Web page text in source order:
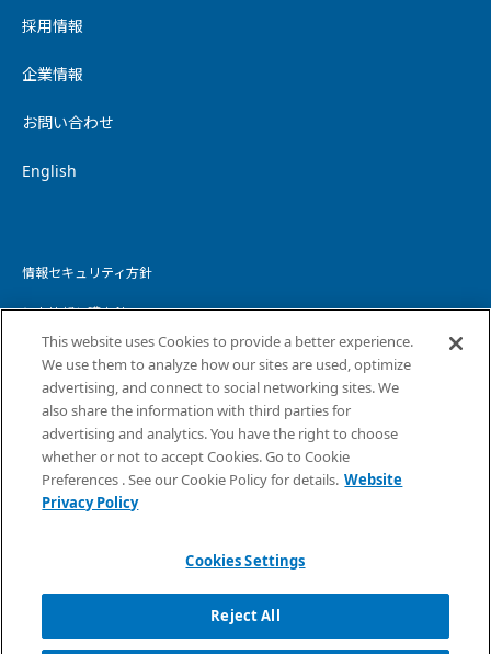
採用情報
企業情報
お問い合わせ
English
情報セキュリティ方針
個人情報保護方針
ウェブサイトプライバシーポリシー
コピーライト・免責事項
サイトマップ
This website uses Cookies to provide a better experience.
We use them to analyze how our sites are used, optimize
advertising, and connect to social networking sites. We
also share the information with third parties for
advertising and analytics. You have the right to choose
whether or not to accept Cookies. Go to Cookie
Preferences . See our Cookie Policy for details. Website
Privacy Policy
Cookies Settings
Reject All